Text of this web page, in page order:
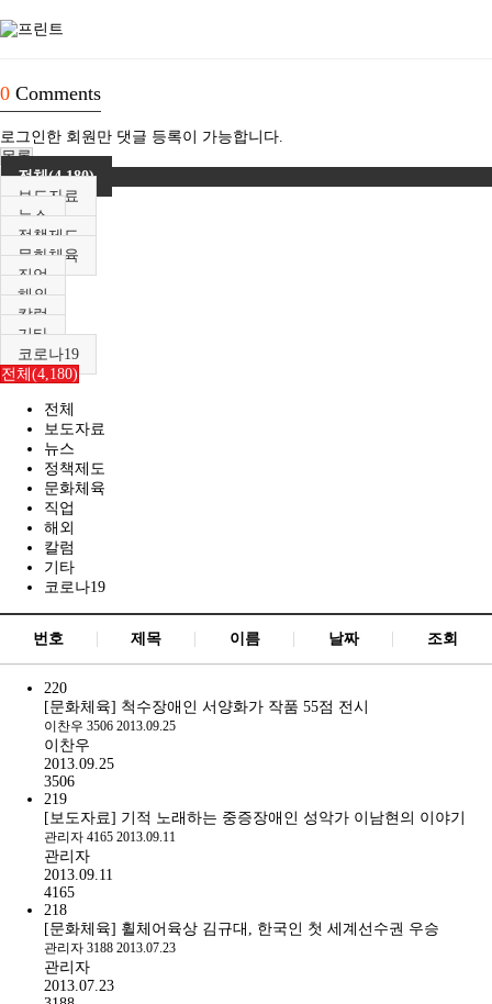
0 Comments
로그인한 회원만 댓글 등록이 가능합니다.
목록
전체(4,180)
보도자료
뉴스
정책제도
문화체육
직업
해외
칼럼
기타
코로나19
전체(4,180)
전체
보도자료
뉴스
정책제도
문화체육
직업
해외
칼럼
기타
코로나19
번호 제목 이름 날짜 조회
220
[문화체육] 척수장애인 서양화가 작품 55점 전시
이찬우 3506 2013.09.25
이찬우
2013.09.25
3506
219
[보도자료] 기적 노래하는 중증장애인 성악가 이남현의 이야기
관리자 4165 2013.09.11
관리자
2013.09.11
4165
218
[문화체육] 휠체어육상 김규대, 한국인 첫 세계선수권 우승
관리자 3188 2013.07.23
관리자
2013.07.23